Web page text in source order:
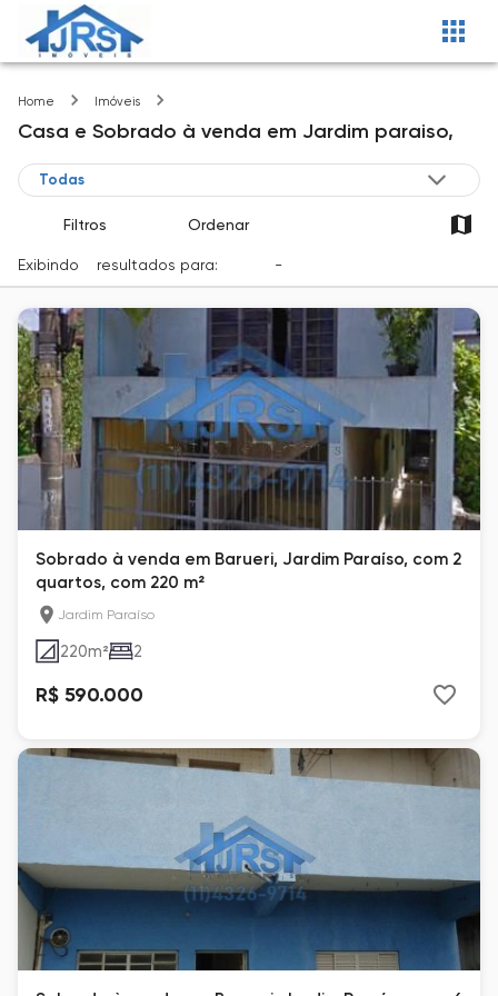
Home Imóveis
Casa e Sobrado à venda em Jardim paraiso,
Filtros Ordenar
Exibindo resultados para: -
Sobrado à venda em Barueri, Jardim Paraíso, com 2
quartos, com 220 m²
Jardim Paraíso
220m² 2
R$ 590.000